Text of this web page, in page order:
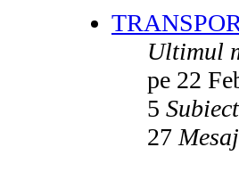
Ultimul
pe 22
5
27